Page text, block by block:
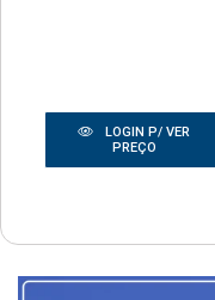
LOGIN P/ VER
PREÇO